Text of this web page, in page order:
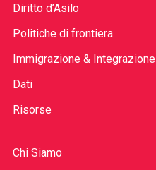
Diritto d’Asilo
Politiche di frontiera
Immigrazione & Integrazione
Dati
Risorse
Chi Siamo